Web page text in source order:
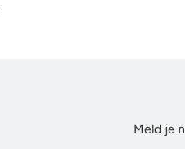
Meld je